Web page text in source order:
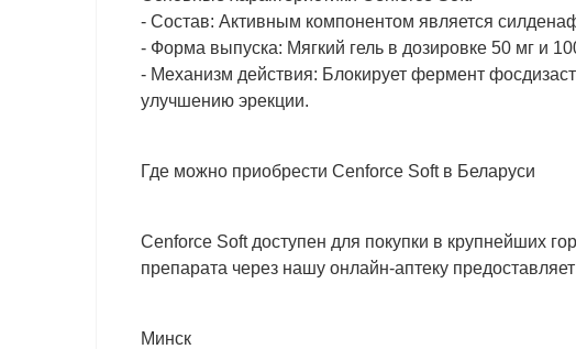
- Состав: Активным компонентом является
- Форма выпуска: Мягкий гель в дозировке 50 мг и
- Механизм действия: Блокирует фермент
улучшению эрекции.
Где можно приобрести Cenforce Soft в Беларуси
Cenforce Soft доступен для покупки в крупнейших
препарата через нашу онлайн-аптеку
Минск